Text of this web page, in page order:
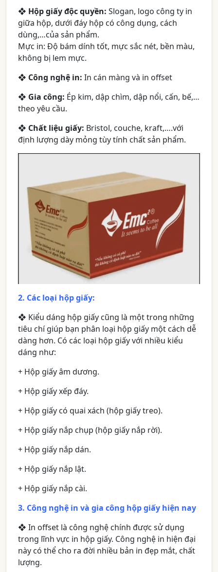
❖ Hộp giấy độc quyền: Slogan, logo công ty in
giữa hộp, dưới đáy hộp có công dụng, cách
dùng,…của sản phẩm.
Mực in: Độ bám dính tốt, mực sắc nét, bền màu,
không bị lem mực.
❖ Công nghệ in: In cán màng và in offset
❖ Gia công: Ép kim, dập chìm, dập nổi, cấn, bế,…
theo yêu cầu.
❖ Chất liệu giấy: Bristol, couche, kraft,….với
định lượng dày mỏng tùy tính chất sản phẩm.
2. Các loại hộp giấy:
❖ Kiểu dáng hộp giấy cũng là một trong những
tiêu chí giúp bạn phân loại hộp giấy một cách dễ
dàng hơn. Có các loại hộp giấy với nhiều kiểu
dáng như:
+ Hộp giấy âm dương.
+ Hộp giấy xếp đáy.
+ Hộp giấy có quai xách (hộp giấy treo).
+ Hộp giấy nắp chụp (hộp giấy nắp rời).
+ Hộp giấy nắp dán.
+ Hộp giấy nắp lật.
+ Hộp giấy nắp cài.
3. Công nghệ in và gia công hộp giấy hiện nay
❖ In offset là công nghệ chính được sử dụng
trong lĩnh vực in hộp giấy. Công nghệ in hiện đại
này có thể cho ra đời nhiều bản in đẹp mắt, chất
lượng.